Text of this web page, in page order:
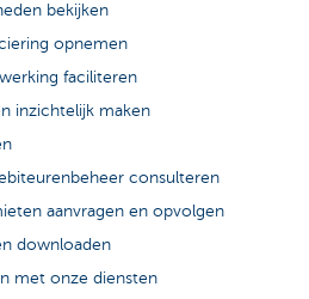
bekijken
opnemen
faciliteren
inzichtelijk maken
consulteren
aanvragen en opvolgen
downloaden
met onze diensten